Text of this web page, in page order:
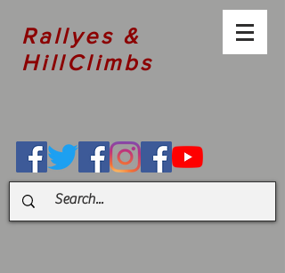
Rallyes &
HillClimbs